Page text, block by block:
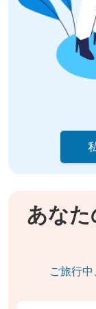
あな
ご旅行